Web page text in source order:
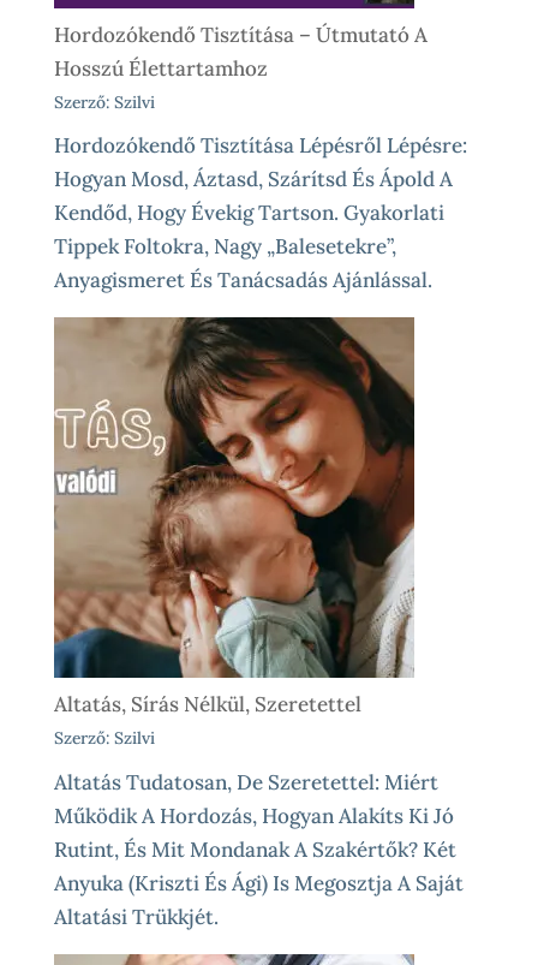
Hordozókendő Tisztítása – Útmutató A
Hosszú Élettartamhoz
Szerző: Szilvi
Hordozókendő Tisztítása Lépésről Lépésre:
Hogyan Mosd, Áztasd, Szárítsd És Ápold A
Kendőd, Hogy Évekig Tartson. Gyakorlati
Tippek Foltokra, Nagy „balesetekre”,
Anyagismeret És Tanácsadás Ajánlással.
Altatás, Sírás Nélkül, Szeretettel
Szerző: Szilvi
Altatás Tudatosan, De Szeretettel: Miért
Működik A Hordozás, Hogyan Alakíts Ki Jó
Rutint, És Mit Mondanak A Szakértők? Két
Anyuka (Kriszti És Ági) Is Megosztja A Saját
Altatási Trükkjét.